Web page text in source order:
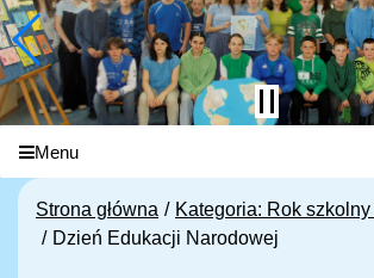
Menu
Strona główna
Kategoria: Rok
Dzień Edukacji Narodowej